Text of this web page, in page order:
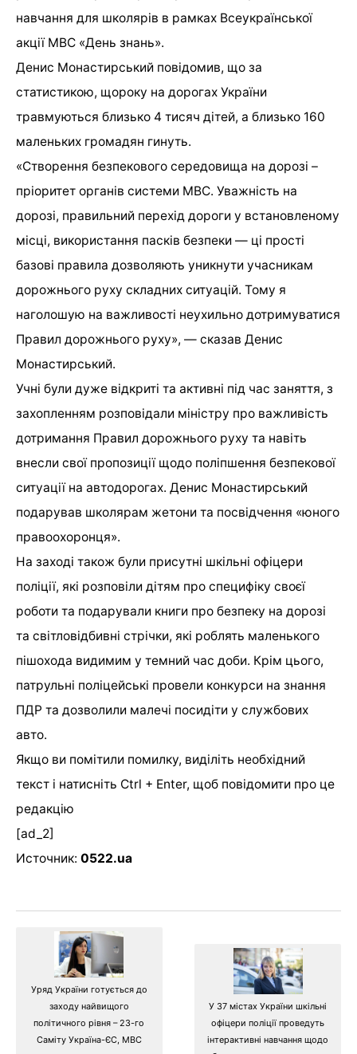
навчання для школярів в рамках Всеукраїнської
акції МВС «День знань».
Денис Монастирський повідомив, що за
статистикою, щороку на дорогах України
травмуються близько 4 тисяч дітей, а близько 160
маленьких громадян гинуть.
«Створення безпекового середовища на дорозі –
пріоритет органів системи МВС. Уважність на
дорозі, правильний перехід дороги у встановленому
місці, використання пасків безпеки — ці прості
базові правила дозволяють уникнути учасникам
дорожнього руху складних ситуацій. Тому я
наголошую на важливості неухильно дотримуватися
Правил дорожнього руху», — сказав Денис
Монастирський.
Учні були дуже відкриті та активні під час заняття, з
захопленням розповідали міністру про важливість
дотримання Правил дорожнього руху та навіть
внесли свої пропозиції щодо поліпшення безпекової
ситуації на автодорогах. Денис Монастирський
подарував школярам жетони та посвідчення «юного
правоохоронця».
На заході також були присутні шкільні офіцери
поліції, які розповіли дітям про специфіку своєї
роботи та подарували книги про безпеку на дорозі
та світловідбивні стрічки, які роблять маленького
пішохода видимим у темний час доби. Крім цього,
патрульні поліцейські провели конкурси на знання
ПДР та дозволили малечі посидіти у службових
авто.
Якщо ви помітили помилку, виділіть необхідний
текст і натисніть Ctrl + Enter, щоб повідомити про це
редакцію
[ad_2]
Источник: 0522.ua
Уряд України готується до
заходу найвищого
політичного рівня – 23-го
Саміту Україна-ЄС, МВС
У 37 містах України шкільні
офіцери поліції проведуть
інтерактивні навчання щодо